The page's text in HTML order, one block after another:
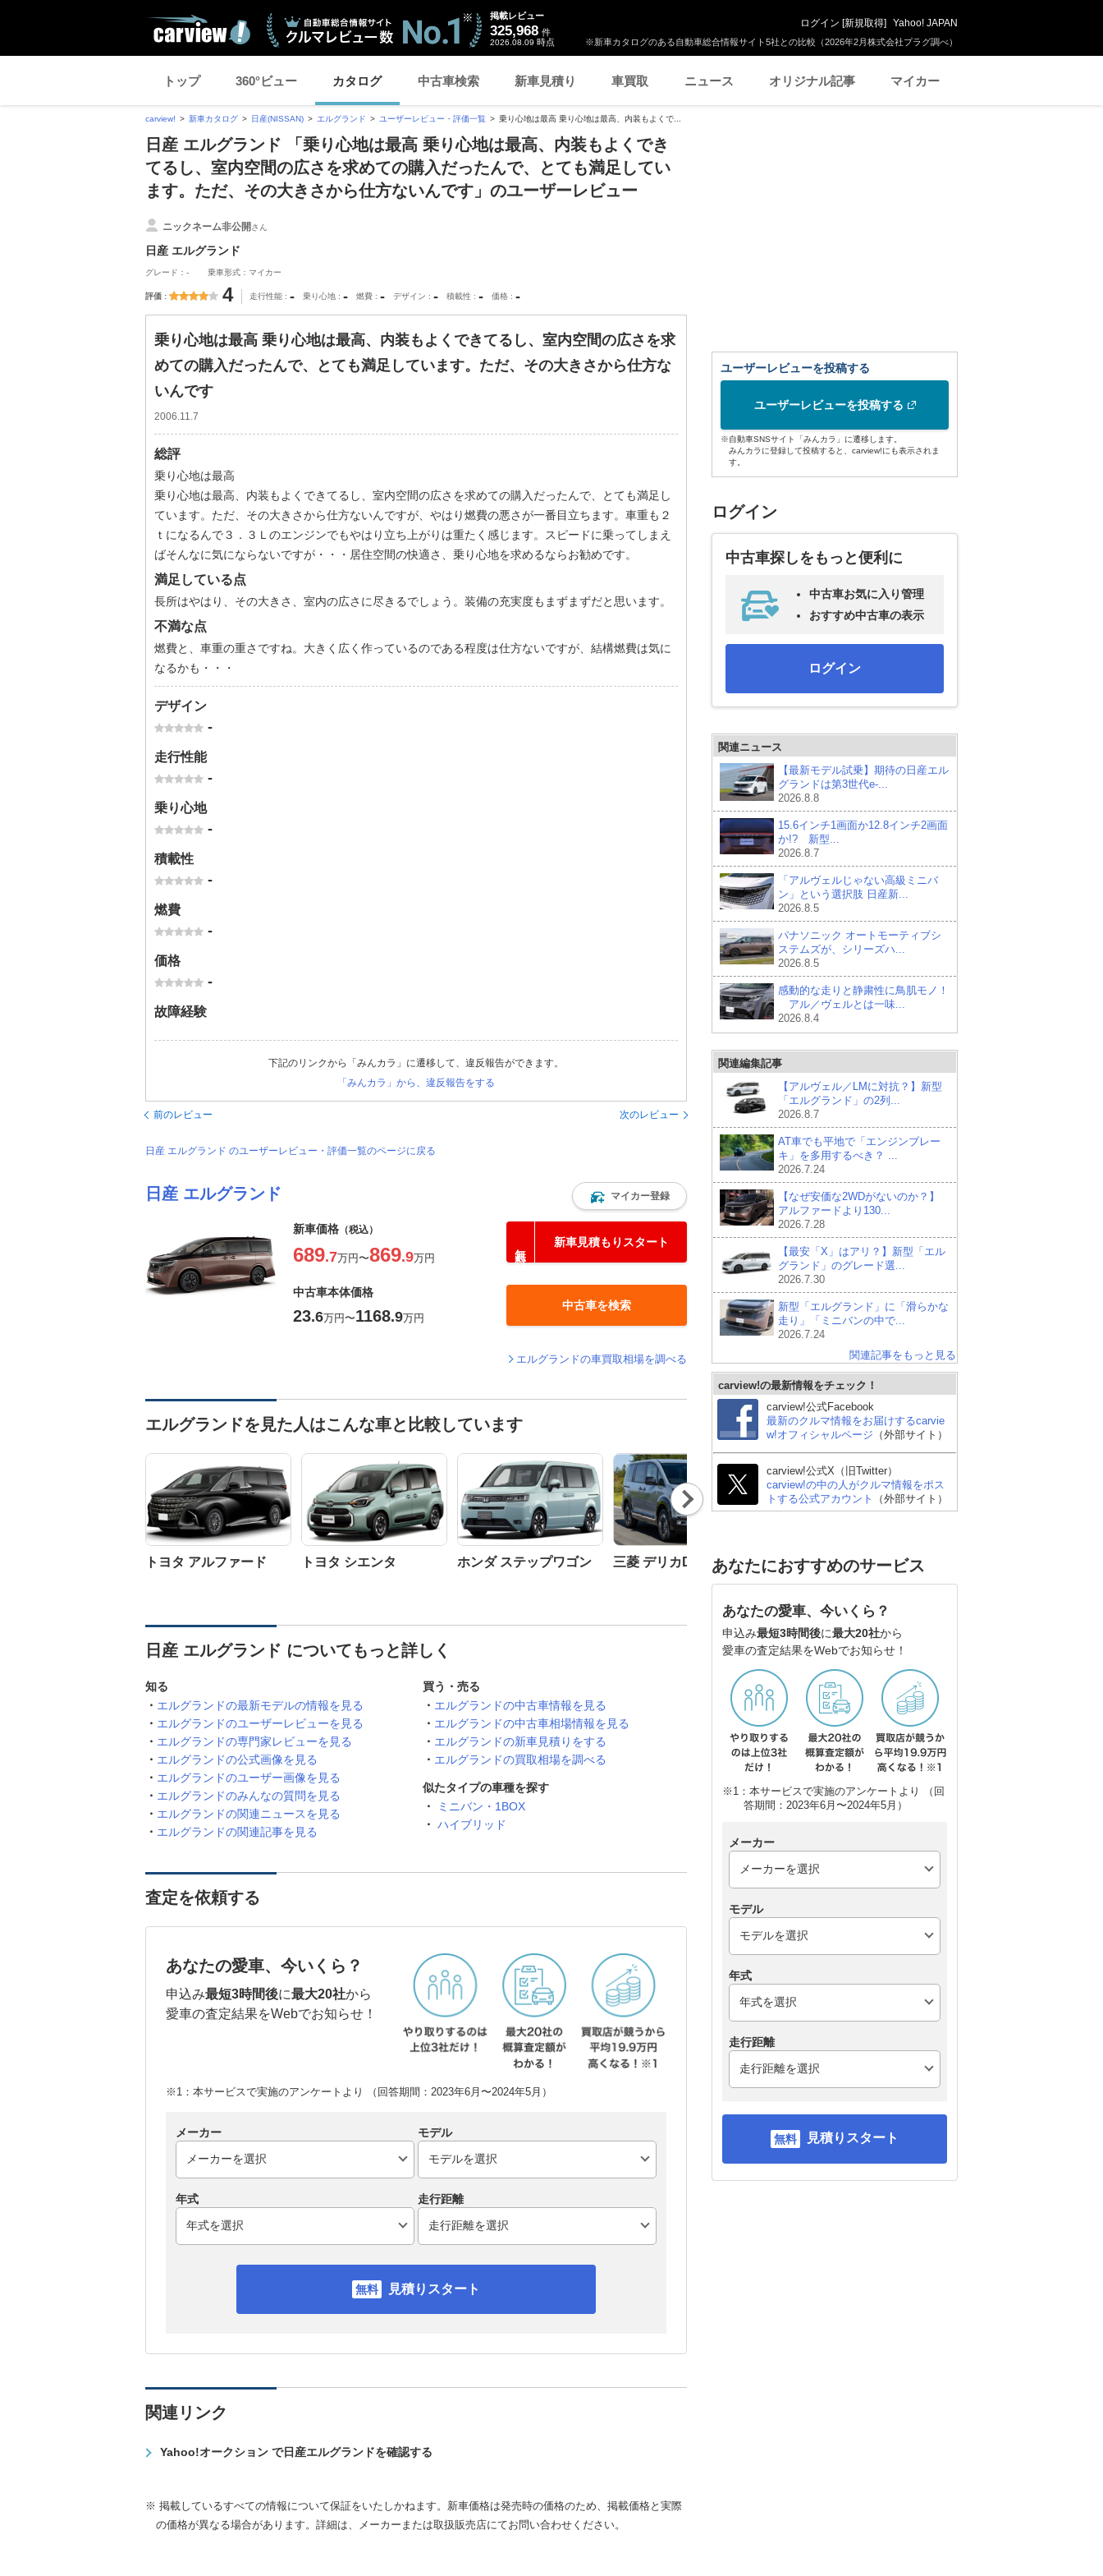
※新車カタログのある自動車総合情報サイト5社との比較（2026年2月株式会社プラグ調べ）
掲載レビュー
325,968 件
2026.08.09 時点
ログイン [新規取得] Yahoo! JAPAN
トップ 360°ビュー カタログ 中古車検索 新車見積り 車買取 ニュース オリジナル記事 マイカー
carview! 新車カタログ 日産(NISSAN) エルグランド ユーザーレビュー・評価一覧 乗り心地は最高 乗り心地は最高、内装もよくで...
日産 エルグランド 「乗り心地は最高 乗り心地は最高、内装もよくでき
てるし、室内空間の広さを求めての購入だったんで、とても満足してい
ます。ただ、その大きさから仕方ないんです」のユーザーレビュー
ニックネーム非公開さん
日産 エルグランド
グレード：- 乗車形式：マイカー
評価 4 走行性能 - 乗り心地 - 燃費 - デザイン - 積載性 - 価格 -
乗り心地は最高 乗り心地は最高、内装もよくできてるし、室内空間の広さを求
めての購入だったんで、とても満足しています。ただ、その大きさから仕方な
いんです
2006.11.7
総評
乗り心地は最高
乗り心地は最高、内装もよくできてるし、室内空間の広さを求めての購入だったんで、とても満足し
ています。ただ、その大きさから仕方ないんですが、やはり燃費の悪さが一番目立ちます。車重も２
ｔになるんで３．３Ｌのエンジンでもやはり立ち上がりは重たく感じます。スピードに乗ってしまえ
ばそんなに気にならないですが・・・居住空間の快適さ、乗り心地を求めるならお勧めです。
満足している点
長所はやはり、その大きさ、室内の広さに尽きるでしょう。装備の充実度もまずまずだと思います。
不満な点
燃費と、車重の重さですね。大きく広く作っているのである程度は仕方ないですが、結構燃費は気に
なるかも・・・
デザイン
-
走行性能
-
乗り心地
-
積載性
-
燃費
-
価格
-
故障経験
下記のリンクから「みんカラ」に遷移して、違反報告ができます。
「みんカラ」から、違反報告をする
前のレビュー 次のレビュー
日産 エルグランド のユーザーレビュー・評価一覧のページに戻る
日産 エルグランド マイカー登録
新車価格 （税込）
689.7万円〜869.9万円
新車見積もりスタート
中古車本体価格
23.6万円〜1168.9万円
中古車を検索
エルグランドの車買取相場を調べる
エルグランドを見た人はこんな車と比較しています
トヨタ アルファード トヨタ シエンタ ホンダ ステップワゴン 三菱 デリカD:5 スズキ エブリイワゴン
Nex
t
日産 エルグランド についてもっと詳しく
知る
エルグランドの最新モデルの情報を見る
エルグランドのユーザーレビューを見る
エルグランドの専門家レビューを見る
エルグランドの公式画像を見る
エルグランドのユーザー画像を見る
エルグランドのみんなの質問を見る
エルグランドの関連ニュースを見る
エルグランドの関連記事を見る
買う・売る
エルグランドの中古車情報を見る
エルグランドの中古車相場情報を見る
エルグランドの新車見積りをする
エルグランドの買取相場を調べる
似たタイプの車種を探す
ミニバン・1BOX
ハイブリッド
査定を依頼する
あなたの愛車、今いくら？
申込み最短3時間後に最大20社から
愛車の査定結果をWebでお知らせ！
※1：本サービスで実施のアンケートより （回答期間：2023年6月〜2024年5月）
メーカー モデル
年式 走行距離
見積りスタート
関連リンク
Yahoo!オークション で日産エルグランドを確認する
※ 掲載しているすべての情報について保証をいたしかねます。新車価格は発売時の価格のため、掲載価格と実際
の価格が異なる場合があります。詳細は、メーカーまたは取扱販売店にてお問い合わせください。
ユーザーレビューを投稿する
ユーザーレビューを投稿する
※自動車SNSサイト「みんカラ」に遷移します。
みんカラに登録して投稿すると、carview!にも表示されま
す。
ログイン
中古車探しをもっと便利に
中古車お気に入り管理
おすすめ中古車の表示
ログイン
関連ニュース
【最新モデル試乗】期待の日産エル
グランドは第3世代e-...
2026.8.8
15.6インチ1画面か12.8インチ2画面
か!? 新型...
2026.8.7
「アルヴェルじゃない高級ミニバ
ン」という選択肢 日産新...
2026.8.5
パナソニック オートモーティブシ
ステムズが、シリーズハ...
2026.8.5
感動的な走りと静粛性に鳥肌モノ！
アル／ヴェルとは一味...
2026.8.4
関連編集記事
【アルヴェル／LMに対抗？】新型
「エルグランド」の2列...
2026.8.7
AT車でも平地で「エンジンブレー
キ」を多用するべき？ ...
2026.7.24
【なぜ安価な2WDがないのか？】
アルファードより130...
2026.7.28
【最安「X」はアリ？】新型「エル
グランド」のグレード選...
2026.7.30
新型「エルグランド」に「滑らかな
走り」「ミニバンの中で...
2026.7.24
関連記事をもっと見る
carview!の最新情報をチェック！
carview!公式Facebook
最新のクルマ情報をお届けするcarvie
w!オフィシャルページ （外部サイト）
carview!公式X（旧Twitter）
carview!の中の人がクルマ情報をポス
トする公式アカウント
（外部サイト）
あなたにおすすめのサービス
あなたの愛車、今いくら？
申込み最短3時間後に最大20社から
愛車の査定結果をWebでお知らせ！
※1：本サービスで実施のアンケートより （回
答期間：2023年6月〜2024年5月）
メーカー
モデル
年式
走行距離
見積りスタート